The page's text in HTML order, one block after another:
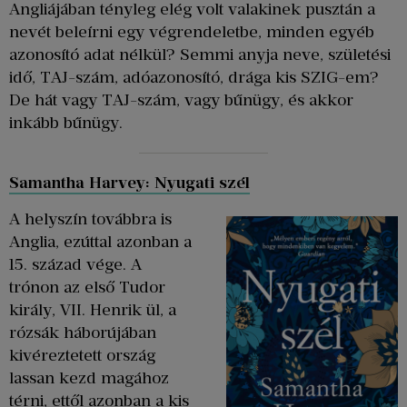
Angliájában tényleg elég volt valakinek pusztán a
nevét beleírni egy végrendeletbe, minden egyéb
azonosító adat nélkül? Semmi anyja neve, születési
idő, TAJ-szám, adóazonosító, drága kis SZIG-em?
De hát vagy TAJ-szám, vagy bűnügy, és akkor
inkább bűnügy.
Samantha Harvey: Nyugati szél
A helyszín továbbra is
Anglia, ezúttal azonban a
15. század vége. A
trónon az első Tudor
király, VII. Henrik ül, a
rózsák háborújában
kivéreztetett ország
lassan kezd magához
térni, ettől azonban a kis